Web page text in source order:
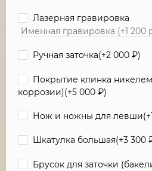
Лазерная гравировка
Именная гравировка (+1 200
Ручная заточка(+2 000 ₽)
Покрытие клинка
коррозии)(+5 000 ₽)
Нож и ножны для левши(+
Шкатулка большая(+3 300
Брусок для заточки